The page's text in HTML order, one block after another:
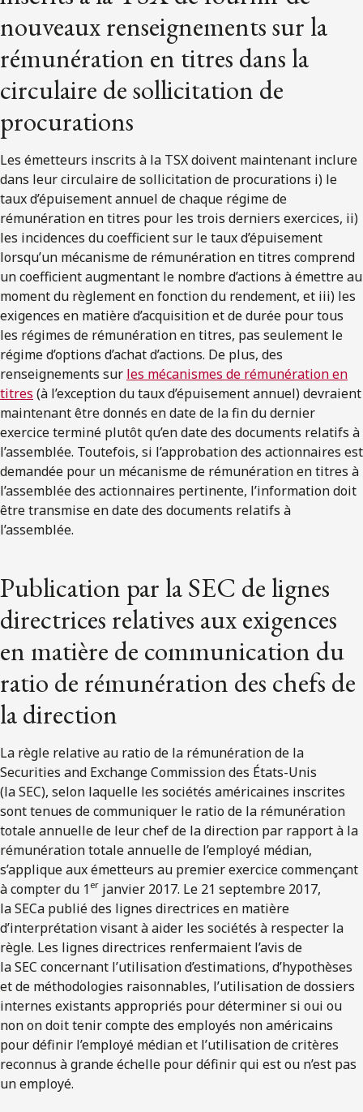
nouveaux renseignements sur la
rémunération en titres dans la
circulaire de sollicitation de
procurations
Les émetteurs inscrits à la TSX doivent maintenant inclure
dans leur circulaire de sollicitation de procurations i) le
taux d’épuisement annuel de chaque régime de
rémunération en titres pour les trois derniers exercices, ii)
les incidences du coefficient sur le taux d’épuisement
lorsqu’un mécanisme de rémunération en titres comprend
un coefficient augmentant le nombre d’actions à émettre au
moment du règlement en fonction du rendement, et iii) les
exigences en matière d’acquisition et de durée pour tous
les régimes de rémunération en titres, pas seulement le
régime d’options d’achat d’actions. De plus, des
renseignements sur les mécanismes de rémunération en
titres (à l’exception du taux d’épuisement annuel) devraient
maintenant être donnés en date de la fin du dernier
exercice terminé plutôt qu’en date des documents relatifs à
l’assemblée. Toutefois, si l’approbation des actionnaires est
demandée pour un mécanisme de rémunération en titres à
l’assemblée des actionnaires pertinente, l’information doit
être transmise en date des documents relatifs à
l’assemblée.
Publication par la SEC de lignes
directrices relatives aux exigences
en matière de communication du
ratio de rémunération des chefs de
la direction
La règle relative au ratio de la rémunération de la
Securities and Exchange Commission des États-Unis
(la SEC), selon laquelle les sociétés américaines inscrites
sont tenues de communiquer le ratio de la rémunération
totale annuelle de leur chef de la direction par rapport à la
rémunération totale annuelle de l’employé médian,
s’applique aux émetteurs au premier exercice commençant
à compter du 1 er janvier 2017. Le 21 septembre 2017,
la SECa publié des lignes directrices en matière
d’interprétation visant à aider les sociétés à respecter la
règle. Les lignes directrices renfermaient l’avis de
la SEC concernant l’utilisation d’estimations, d’hypothèses
et de méthodologies raisonnables, l’utilisation de dossiers
internes existants appropriés pour déterminer si oui ou
non on doit tenir compte des employés non américains
pour définir l’employé médian et l’utilisation de critères
reconnus à grande échelle pour définir qui est ou n’est pas
un employé.